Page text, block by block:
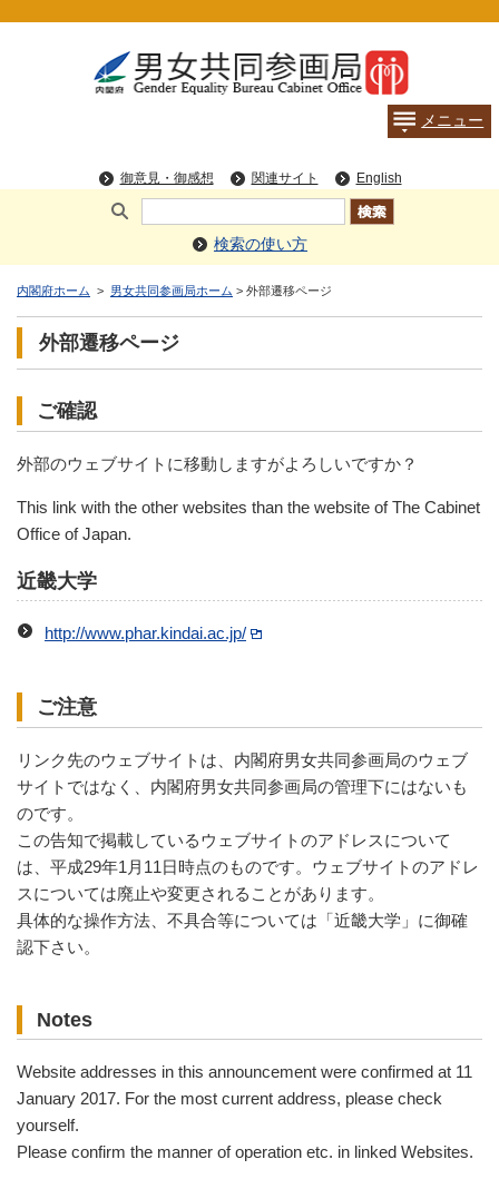
検索の使い方
内閣府ホーム > 男女共同参画局ホーム > 外部遷移ページ
外部遷移ページ
ご確認
外部のウェブサイトに移動しますがよろしいですか？
This link with the other websites than the website of The Cabinet
Office of Japan.
近畿大学
http://www.phar.kindai.ac.jp/
ご注意
リンク先のウェブサイトは、内閣府男女共同参画局のウェブ
サイトではなく、内閣府男女共同参画局の管理下にはないも
のです。
この告知で掲載しているウェブサイトのアドレスについて
は、平成29年1月11日時点のものです。ウェブサイトのアドレ
スについては廃止や変更されることがあります。
具体的な操作方法、不具合等については「近畿大学」に御確
認下さい。
Notes
Website addresses in this announcement were confirmed at 11
January 2017. For the most current address, please check
yourself.
Please confirm the manner of operation etc. in linked Websites.